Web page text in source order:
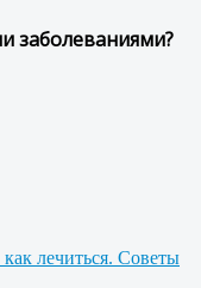
заболеваниями?